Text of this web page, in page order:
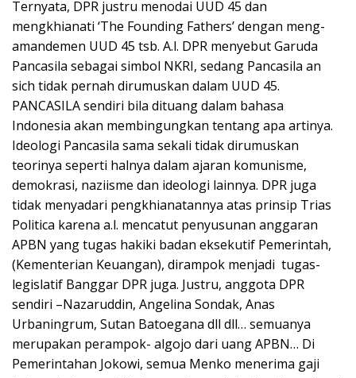
Ternyata, DPR justru menodai UUD 45 dan
mengkhianati ‘The Founding Fathers’ dengan meng-
amandemen UUD 45 tsb. A.l. DPR menyebut Garuda
Pancasila sebagai simbol NKRI, sedang Pancasila an
sich tidak pernah dirumuskan dalam UUD 45.
PANCASILA sendiri bila dituang dalam bahasa
Indonesia akan membingungkan tentang apa artinya.
Ideologi Pancasila sama sekali tidak dirumuskan
teorinya seperti halnya dalam ajaran komunisme,
demokrasi, naziisme dan ideologi lainnya. DPR juga
tidak menyadari pengkhianatannya atas prinsip Trias
Politica karena a.l. mencatut penyusunan anggaran
APBN yang tugas hakiki badan eksekutif Pemerintah,
(Kementerian Keuangan), dirampok menjadi tugas-
legislatif Banggar DPR juga. Justru, anggota DPR
sendiri –Nazaruddin, Angelina Sondak, Anas
Urbaningrum, Sutan Batoegana dll dll… semuanya
merupakan perampok- algojo dari uang APBN… Di
Pemerintahan Jokowi, semua Menko menerima gaji